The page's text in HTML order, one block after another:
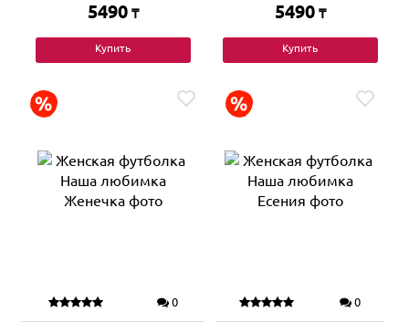
5490 ₸
Купить
5490 ₸
Купить
0 0